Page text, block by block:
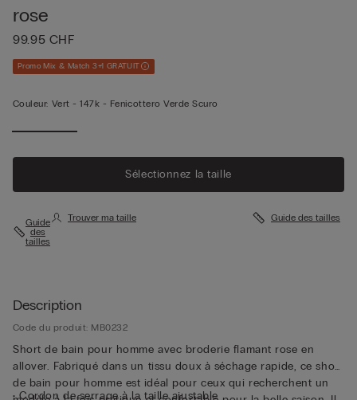
rose
99.95 CHF
Promo Mix & Match 3+1 GRATUIT
Couleur: Vert -147k - Fenicottero Verde Scuro
Sélectionnez la taille
Guide
des
tailles
Trouver ma taille Guide des tailles
Description
Code du produit: MB0232
Short de bain pour homme avec broderie flamant rose en
allover. Fabriqué dans un tissu doux à séchage rapide, ce short
de bain pour homme est idéal pour ceux qui recherchent un
• Cordon de serrage à la taille ajustable